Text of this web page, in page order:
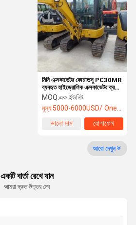
মিনি এক্সকাভেটর কোমাতসু PC30MR
ব্যবহৃত হাইড্রোলিক এক্সকাভেটর ক্রলার
ব্যবহৃত ডিগার কোমাতসু PC30MR
বিক্রির জন্য
MOQ:এক ইউনিট
মূল্য:5000-6000USD/ One Unit
ভালো দাম
যোগাযোগ
আরো দেখুন
একটি বার্তা রেখে যান
আমরা দ্রুত উত্তর দেব